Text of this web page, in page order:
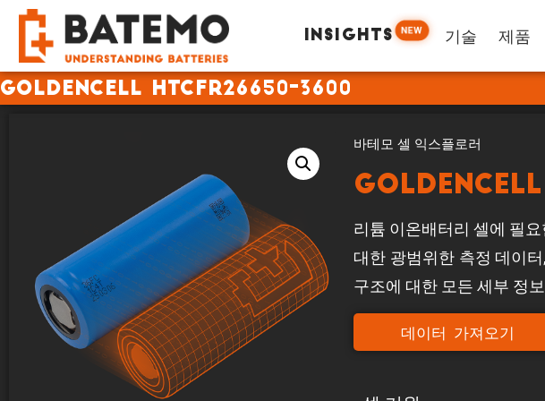
INSIGHTS NEW 기술 제품
Goldencell HTCFR26650-3600
바테모 셀 익스플로러
Goldencell
리튬 이온배터리 셀에 필
대한 광범위한 측정 데이
구조에 대한 모든 세부 정
데이터 가져오기